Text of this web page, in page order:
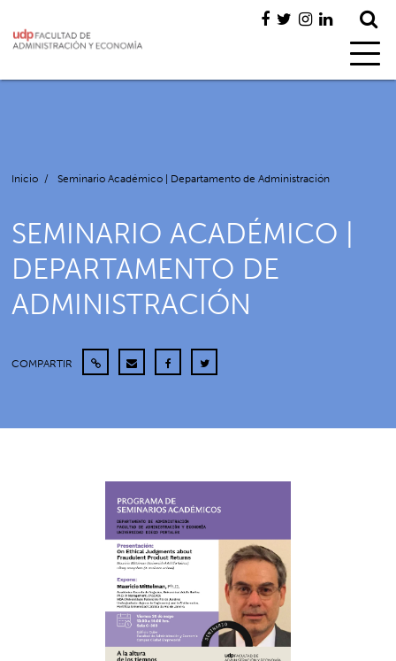
Inicio / Seminario Académico | Departamento de Administración
SEMINARIO ACADÉMICO |
DEPARTAMENTO DE
ADMINISTRACIÓN
COMPARTIR